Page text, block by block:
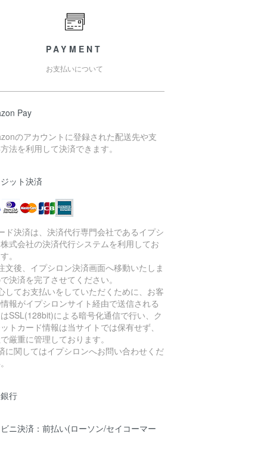
PAYMENT
お支払いについて
Pay
のアカウントに登録された配送先や支
法を利用して決済できます。
ット決済
ド決済は、決済代行専門会社であるイプシ
式会社の決済代行システムを利用してお
。
文後、イプシロン決済画面へ移動いたしま
決済を完了させてください。
してお支払いをしていただくために、お客
報がイプシロンサイト経由で送信される
SSL(128bit)による暗号化通信で行い、ク
トカード情報は当サイトでは保有せず、
厳重に管理しております。
に関してはイプシロンへお問い合わせくだ
行
ニ決済：前払い(ローソン/セイコーマー